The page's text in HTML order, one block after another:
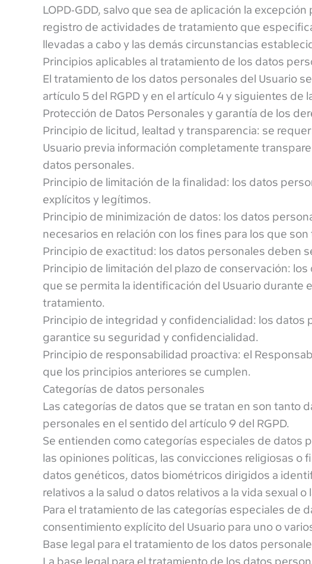
LOPD-GDD, salvo que sea de aplicación la
registro de actividades de tratamiento que
llevadas a cabo y las demás circunstancias
Principios aplicables al tratamiento de los datos
El tratamiento de los datos personales del Usuario
artículo 5 del RGPD y en el artículo 4 y siguientes
Protección de Datos Personales y garantía de los
Principio de licitud, lealtad y transparencia: se
Usuario previa información completamente
datos personales.
Principio de limitación de la finalidad: los datos
explícitos y legítimos.
Principio de minimización de datos: los datos
necesarios en relación con los fines para los que
Principio de exactitud: los datos personales deben
Principio de limitación del plazo de conservación:
que se permita la identificación del Usuario durante
tratamiento.
Principio de integridad y confidencialidad: los datos
garantice su seguridad y confidencialidad.
Principio de responsabilidad proactiva: el
que los principios anteriores se cumplen.
Categorías de datos personales
Las categorías de datos que se tratan en son tanto
personales en el sentido del artículo 9 del RGPD.
Se entienden como categorías especiales de datos
las opiniones políticas, las convicciones religiosas o
datos genéticos, datos biométricos dirigidos a
relativos a la salud o datos relativos a la vida sexual
Para el tratamiento de las categorías especiales de
consentimiento explícito del Usuario para uno o
Base legal para el tratamiento de los datos